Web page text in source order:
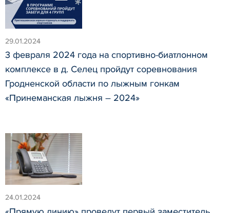
29.01.2024
3 февраля 2024 года на спортивно-биатлонном
комплексе в д. Селец пройдут соревнования
Гродненской области по лыжным гонкам
«Принеманская лыжня – 2024»
24.01.2024